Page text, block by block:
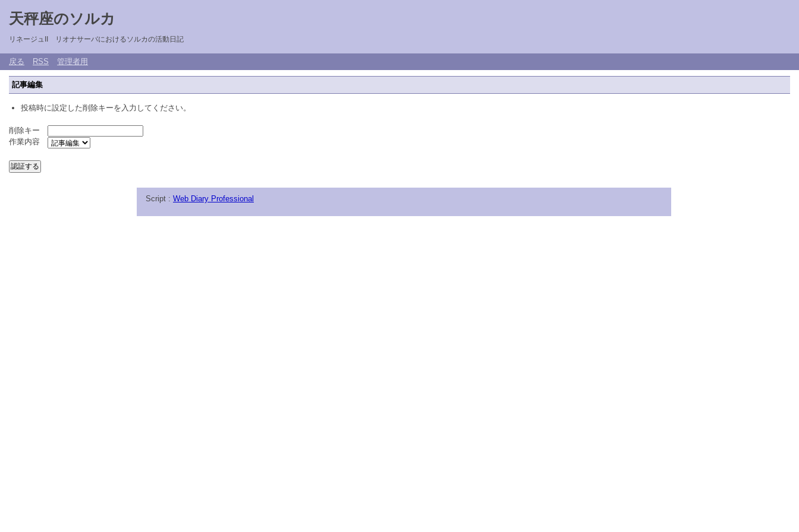
天秤座のソルカ
リネージュII リオナサーバにおけるソルカの活動日記
戻る RSS 管理者用
記事編集
投稿時に設定した削除キーを入力してください。
削除キー
作業内容
Script : Web Diary Professional